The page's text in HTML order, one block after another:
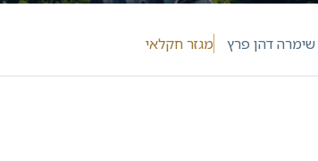
שימרה דהן פרץ מגזר חקלאי